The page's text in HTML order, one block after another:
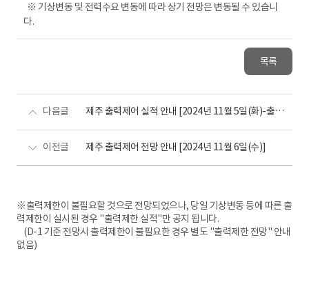
※ 기상변동 및 전력수요 변동에 따라 상기 전망은 변동될 수 있습니
다.
목록
다음글 제주 출력제어 실적 안내 [2024년 11월 5일(화)-출력제어 없음]
이전글 제주 출력제어 전망 안내 [2024년 11월 6일(수)]
※출력제한이 불필요할 것으로 전망되었으나, 당일 기상변동 등에 따른 출
력제한이 실시된 경우 "출력제한 실적"만 공지 됩니다.
(D-1 기준 전망시 출력제한이 불필요한 경우 별도 "출력제한 전망" 안내
없음)